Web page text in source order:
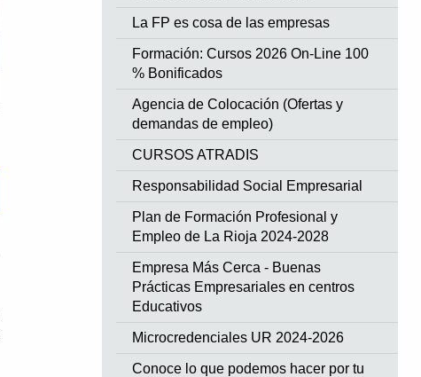
La FP es cosa de las empresas
Formación: Cursos 2026 On-Line 100
% Bonificados
Agencia de Colocación (Ofertas y
demandas de empleo)
CURSOS ATRADIS
Responsabilidad Social Empresarial
Plan de Formación Profesional y
Empleo de La Rioja 2024-2028
Empresa Más Cerca - Buenas
Prácticas Empresariales en centros
Educativos
Microcredenciales UR 2024-2026
Conoce lo que podemos hacer por tu